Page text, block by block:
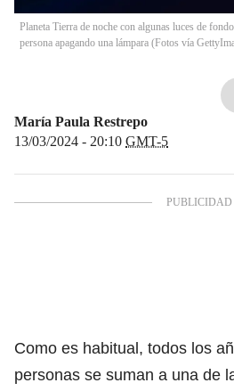
Planeta Tierra de noche con algunas luces de
persona apagando una lámpara (Fotos vía
María Paula Restrepo
13/03/2024 - 20:10 GMT-5
Como es habitual, todos los
personas se suman a una de